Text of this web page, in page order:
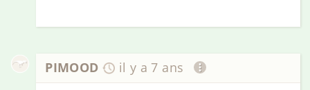
PIMOOD il y a 7 ans